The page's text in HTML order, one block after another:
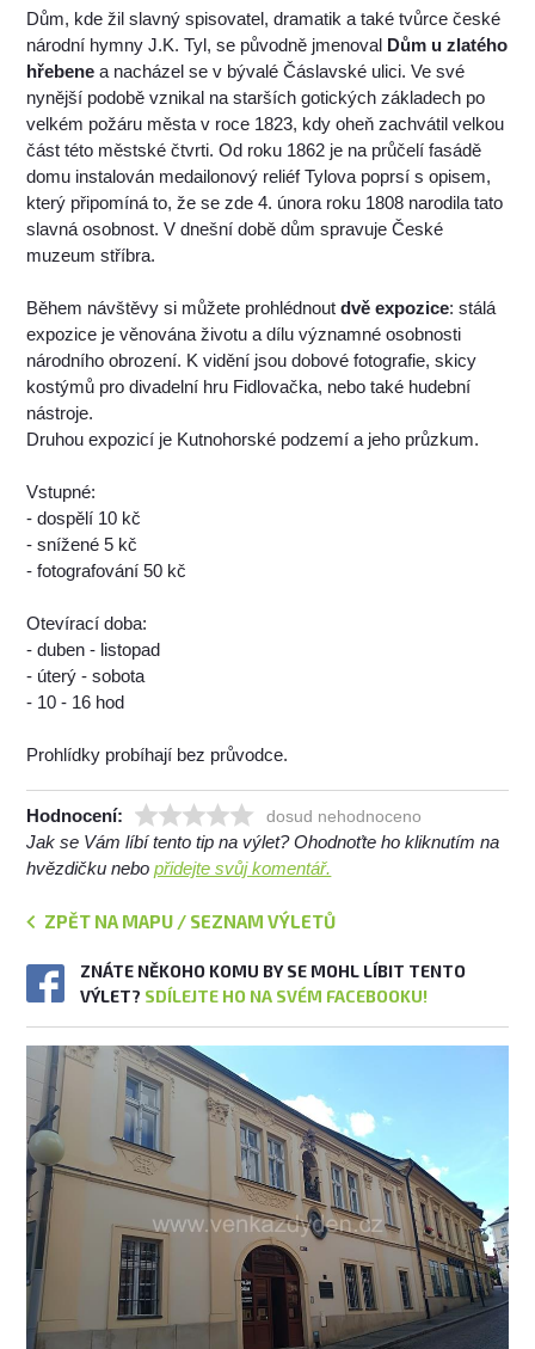
Dům, kde žil slavný spisovatel, dramatik a také tvůrce české
národní hymny J.K. Tyl, se původně jmenoval Dům u zlatého
hřebene a nacházel se v bývalé Čáslavské ulici. Ve své
nynější podobě vznikal na starších gotických základech po
velkém požáru města v roce 1823, kdy oheň zachvátil velkou
část této městské čtvrti. Od roku 1862 je na průčelí fasádě
domu instalován medailonový reliéf Tylova poprsí s opisem,
který připomíná to, že se zde 4. února roku 1808 narodila tato
slavná osobnost. V dnešní době dům spravuje České
muzeum stříbra.
Během návštěvy si můžete prohlédnoutdvě expozice: stálá
expozice je věnována životu a dílu významné osobnosti
národního obrození. K vidění jsou dobové fotografie, skicy
kostýmů pro divadelní hru Fidlovačka, nebo také hudební
nástroje.
Druhou expozicí je Kutnohorské podzemí a jeho průzkum.
Vstupné:
- dospělí 10 kč
- snížené 5 kč
- fotografování 50 kč
Otevírací doba:
- duben - listopad
- úterý - sobota
- 10 - 16 hod
Prohlídky probíhají bez průvodce.
Hodnocení: dosud nehodnoceno
Jak se Vám líbí tento tip na výlet? Ohodnoťte ho kliknutím na
hvězdičku nebopřidejte svůj komentář.
ZPĚT NA MAPU / SEZNAM VÝLETŮ
ZNÁTE NĚKOHO KOMU BY SE MOHL LÍBIT TENTO
VÝLET? SDÍLEJTE HO NA SVÉM FACEBOOKU!